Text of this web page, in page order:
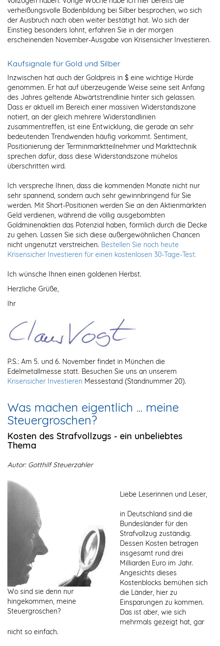
verheißungsvolle Bodenbildung bei Silber besprochen, wo sich
der Ausbruch nach oben weiter bestätigt hat. Wo sich der
Einstieg besonders lohnt, erfahren Sie in der morgen
erscheinenden November-Ausgabe von Krisensicher Investieren.
Kaufsignale für Gold und Silber
Inzwischen hat auch der Goldpreis in $ eine wichtige Hürde
genommen. Er hat auf überzeugende Weise seine seit Anfang
des Jahres geltende Abwärtstrendlinie hinter sich gelassen.
Dass er aktuell im Bereich einer massiven Widerstandszone
notiert, an der gleich mehrere Widerstandlinien
zusammentreffen, ist eine Entwicklung, die gerade an sehr
bedeutenden Trendwenden häufig vorkommt. Sentiment,
Positionierung der Terminmarktteilnehmer und Markttechnik
sprechen dafür, dass diese Widerstandszone mühelos
überschritten wird.
Ich verspreche Ihnen, dass die kommenden Monate nicht nur
sehr spannend, sondern auch sehr gewinnbringend für Sie
werden. Mit Short-Positionen werden Sie an den Aktienmärkten
Geld verdienen, während die völlig ausgebombten
Goldminenaktien das Potenzial haben, förmlich durch die Decke
zu gehen. Lassen Sie sich diese außergewöhnlichen Chancen
nicht ungenutzt verstreichen. Bestellen Sie noch heute
Krisensicher Investieren für einen kostenlosen 30-Tage-Test.
Ich wünsche Ihnen einen goldenen Herbst.
Herzliche Grüße,
Ihr
P.S.: Am 5. und 6. November findet in München die
Edelmetallmesse statt. Besuchen Sie uns an unserem
Krisensicher Investieren Messestand (Standnummer 20).
Was machen eigentlich ... meine
Steuergroschen?
Kosten des Strafvollzugs - ein unbeliebtes
Thema
Wo sind sie denn nur
hingekommen, meine
Steuergroschen?
Autor: Gotthilf Steuerzahler
Liebe Leserinnen und Leser,
in Deutschland sind die
Bundesländer für den
Strafvollzug zuständig.
Dessen Kosten betragen
insgesamt rund drei
Milliarden Euro im Jahr.
Angesichts dieses
Kostenblocks bemühen sich
die Länder, hier zu
Einsparungen zu kommen.
Das ist aber, wie sich
mehrmals gezeigt hat, gar
nicht so einfach.